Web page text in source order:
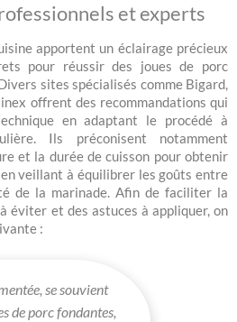
et experts
apportent un éclairage précieux
pour réussir des joues de porc
sites spécialisés comme Bigard,
offrent des recommandations qui
en adaptant le procédé à
Ils préconisent notamment
et la durée de cuisson pour obtenir
veillant à équilibrer les goûts entre
de la marinade. Afin de faciliter la
éviter et des astuces à appliquer, on
:
se souvient
de porc fondantes,